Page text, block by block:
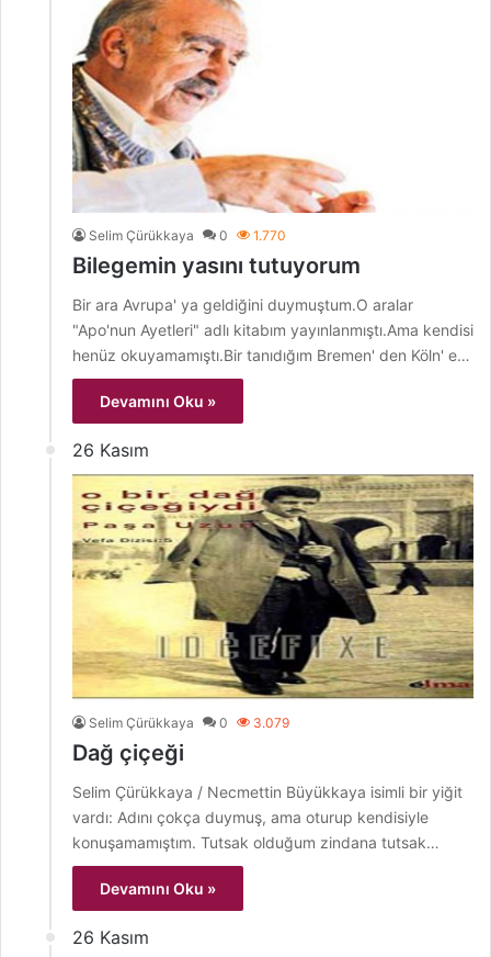
Selim Çürükkaya 0 1.770
Bilegemin yasını tutuyorum
Bir ara Avrupa' ya geldiğini duymuştum.O aralar
"Apo'nun Ayetleri" adlı kitabım yayınlanmıştı.Ama kendisi
henüz okuyamamıştı.Bir tanıdığım Bremen' den Köln' e…
Devamını Oku »
26 Kasım
Selim Çürükkaya 0 3.079
Dağ çiçeği
Selim Çürükkaya / Necmettin Büyükkaya isimli bir yiğit
vardı: Adını çokça duymuş, ama oturup kendisiyle
konuşamamıştım. Tutsak olduğum zindana tutsak…
Devamını Oku »
26 Kasım